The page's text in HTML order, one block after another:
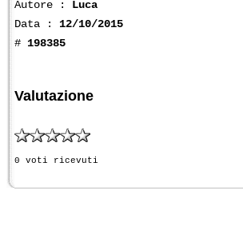
Autore : Luca
Data : 12/10/2015
# 198385
Valutazione
0 voti ricevuti